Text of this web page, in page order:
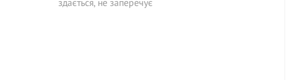
здається, не заперечує